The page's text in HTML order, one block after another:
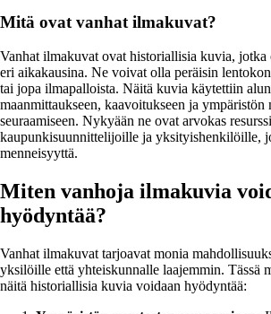
Mitä ovat vanhat ilmakuvat?
Vanhat ilmakuvat ovat historiallisia kuvia, jotka
eri aikakausina. Ne voivat olla peräisin
tai jopa ilmapalloista. Näitä kuvia käytettiin
maanmittaukseen, kaavoitukseen ja ympäristön
seuraamiseen. Nykyään ne ovat arvokas
kaupunkisuunnittelijoille ja yksityishenkilöille,
menneisyyttä.
Miten vanhoja ilmakuvia
hyödyntää?
Vanhat ilmakuvat tarjoavat monia
yksilöille että yhteiskunnalle laajemmin. Tässä
näitä historiallisia kuvia voidaan hyödyntää: